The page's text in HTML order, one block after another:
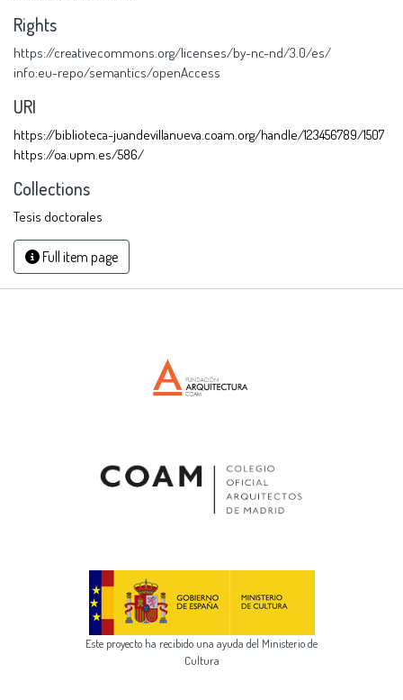
Rights
https://creativecommons.org/licenses/by-nc-nd/3.0/es/
info:eu-repo/semantics/openAccess
URI
https://biblioteca-juandevillanueva.coam.org/handle/123456789/1507
https://oa.upm.es/586/
Collections
Tesis doctorales
Full item page
Este proyecto ha recibido una ayuda del Ministerio de
Cultura